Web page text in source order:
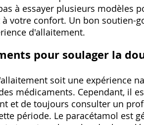
à essayer plusieurs modèles
à votre confort. Un bon soutien-
d'allaitement.
pour soulager la
soit une expérience
médicaments. Cependant, il
et de toujours consulter un
période. Le paracétamol est